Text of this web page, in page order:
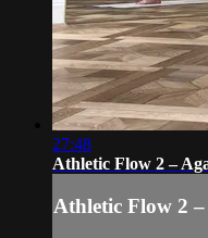
27:48
Athletic Flow 2 –
Athletic Flow 2